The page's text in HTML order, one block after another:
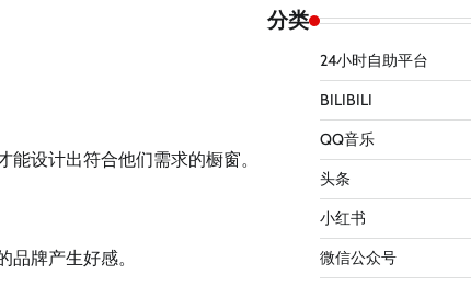
设计出符合他们需求的橱窗。
牌产生好感。
分类
24小时自助平台
BILIBILI
QQ音乐
头条
小红书
微信公众号